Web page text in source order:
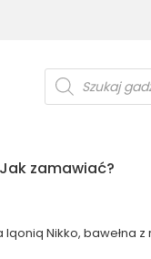
Wyszukiwarka
produktów
Jak zamawiać?
Iqoniq Nikko, bawełna z